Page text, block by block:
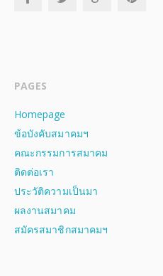
PAGES
Homepage
ข้อบังคับสมาคมฯ
คณะกรรมการสมาคม
ติดต่อเรา
ประวัติความเป็นมา
ผลงานสมาคม
สมัครสมาชิกสมาคมฯ